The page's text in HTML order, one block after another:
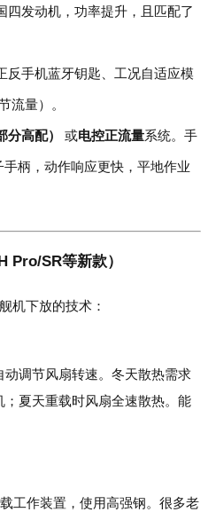
四发动机，功率提升，且匹配了
反手机蓝牙钥匙、工况自适应模
流量）。
高配） 或电控正流量系统。手
柄，动作响应更快，平地作业
Pro/SR等新款）
机下放的技术：
调节风扇转速。冬天散热需求
夏天重载时风扇全速散热。能
工作装置，使用高强钢。很多老